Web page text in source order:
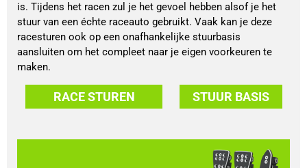
is. Tijdens het racen zul je het gevoel hebben alsof je het
stuur van een échte raceauto gebruikt. Vaak kan je deze
racesturen ook op een onafhankelijke stuurbasis
aansluiten om het compleet naar je eigen voorkeuren te
maken.
RACE STUREN STUUR BASIS